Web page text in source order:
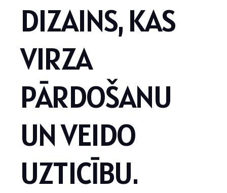
DIZAINS,KAS
VIRZA
PĀRDOŠANU
UNVEIDO
UZTICĪBU.